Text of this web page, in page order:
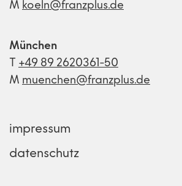
impressum
datenschutz
M koeln@franzplus.de
München
+49 89 2620361-50
M muenchen@franzplus.de